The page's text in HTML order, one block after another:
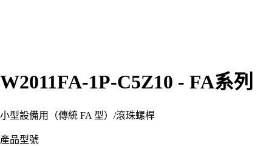
W2011FA-1P-C5Z10 - FA系列
小型設備用（傳統 FA 型） /滾珠螺桿
產品型號